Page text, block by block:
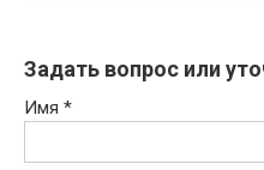
Задать вопрос или
Имя *